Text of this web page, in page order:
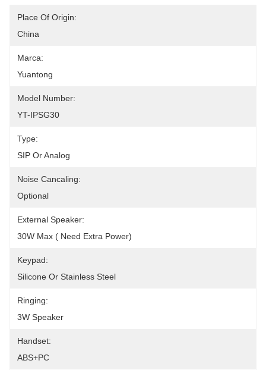
Place Of Origin:
China
Marca:
Yuantong
Model Number:
YT-IPSG30
Type:
SIP Or Analog
Noise Cancaling:
Optional
External Speaker:
30W Max ( Need Extra Power)
Keypad:
Silicone Or Stainless Steel
Ringing:
3W Speaker
Handset:
ABS+PC